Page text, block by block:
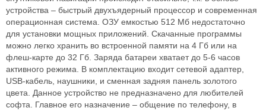
устройства – быстрый двухъядерный процессор и современная
операционная система. ОЗУ емкостью 512 Мб недостаточно
для установки мощных приложений. Скачанные программы
можно легко хранить во встроенной памяти на 4 Гб или на
флеш-карте до 32 Гб. Заряда батареи хватает до 5-6 часов
активного режима. В комплектацию входит сетевой адаптер,
USB-кабель, наушники, и сменная задняя панель золотого
цвета. Данное устройство не предназначено для любителей
софта. Главное его назначение – общение по телефону, в